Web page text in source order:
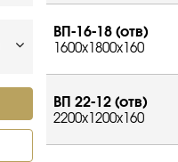
ВП-16-18 (отв)
1600x1800x160
ВП 22-12 (отв)
2200x1200x160